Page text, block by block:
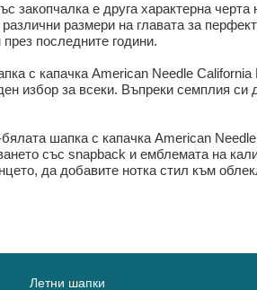
закопчалка е друга характерна
размери на главата за
последните години.
с капачка American Needle
избор за всеки. Въпреки семплия
шапка с капачка American
със snapback и емблемата на
да добавите нотка стил към
Летни шапки